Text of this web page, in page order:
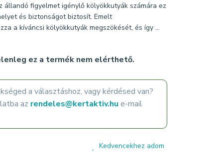
állandó figyelmet igénylő kölyökkutyák számára ez
és biztonságot biztosít. Emelt
a kíváncsi kölyökkutyák megszökését, és így ...
ez a termék nem elérthető.
a választáshoz, vagy kérdésed van?
az rendeles@kertaktiv.hu e-mail
Kedvencekhez adom